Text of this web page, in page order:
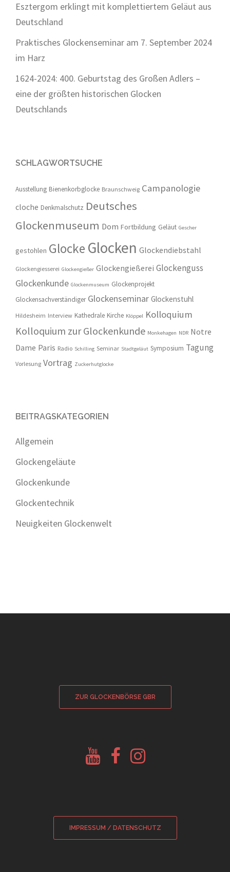
Esztergom erklingt mit komplettiertem Geläut aus
Deutschland
Praktisches Glockenseminar am 7. September 2024
im Harz
1624-2024: 400. Geburtstag des Großen Adlers –
eine der größten historischen Glocken
Deutschlands
SCHLAGWORTSUCHE
Ausstellung Bienenkorbglocke Braunschweig Campanologie
cloche Denkmalschutz Deutsches
Glockenmuseum Dom Fortbildung Geläut Gescher
gestohlen Glocke Glocken Glockendiebstahl
Glockengiesserei Glockengießer Glockengießerei Glockenguss
Glockenkunde Glockenmuseum Glockenprojekt
Glockensachverständiger Glockenseminar Glockenstuhl
Hildesheim Interview Kathedrale Kirche Klöppel Kolloquium
Kolloquium zur Glockenkunde Monkehagen NDR Notre
Dame Paris Radio Schilling Seminar Stadtgeläut Symposium Tagung
Vorlesung Vortrag Zuckerhutglocke
BEITRAGSKATEGORIEN
Allgemein
Glockengeläute
Glockenkunde
Glockentechnik
Neuigkeiten Glockenwelt
ZUR GLOCKENBÖRSE GBR
Youtube
Glockenberatung
Facebook
Glockenbörse
Instagram
Glockenbörse
IMPRESSUM / DATENSCHUTZ